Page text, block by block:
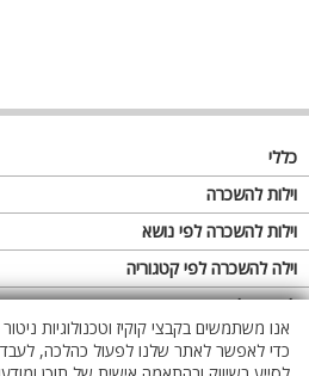
כללי
מגזין
פרסום באתר
תקנון
מדיניות פרטיות
וילות להשכרה
וילות בצפון
וילות במרכז
וילות בדרום
וילות באילת
וילות להשכרה לפי נושא
וילה לזוגות
וילות למשפחות
וילות לציבור הדתי
וילה להשכרה לפי קטגוריה
וילות עם בריכה
וילה עם בריכה מחוממת
לופטים להשכרה
לופט
אנו משתמשים בקבצי קוקיז וטכנולוגיות
כדי לאפשר לאתר שלנו לפעול כהלכה,